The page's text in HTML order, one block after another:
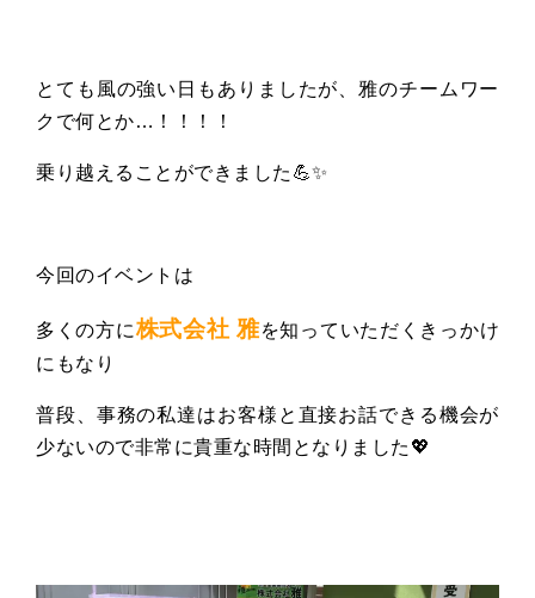
とても風の強い日もありましたが、雅のチームワー
クで何とか…！！！！
乗り越えることができました💪✨
今回のイベントは
多くの方に株式会社 雅を知っていただくきっかけ
にもなり
普段、事務の私達はお客様と直接お話できる機会が
少ないので非常に貴重な時間となりました💖